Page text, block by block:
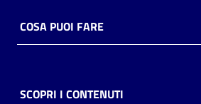
Piani
COSA PUOI FARE
SCOPRI I CONTENUTI